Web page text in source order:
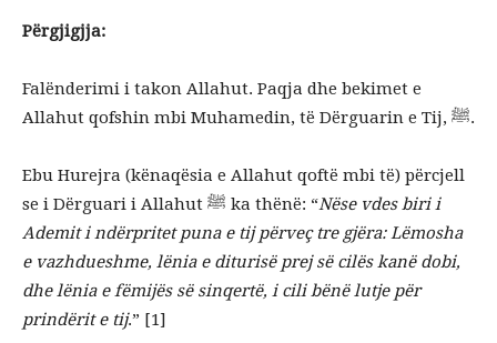
Përgjigjja:
Falënderimi i takon Allahut. Paqja dhe bekimet e
Allahut qofshin mbi Muhamedin, të Dërguarin e Tij, ﷺ.
Ebu Hurejra (kënaqësia e Allahut qoftë mbi të) përcjell
se i Dërguari i Allahut ﷺ ka thënë: “Nëse vdes biri i
Ademit i ndërpritet puna e tij përveç tre gjëra: Lëmosha
e vazhdueshme, lënia e diturisë prej së cilës kanë dobi,
dhe lënia e fëmijës së sinqertë, i cili bënë lutje për
prindërit e tij.” [1]